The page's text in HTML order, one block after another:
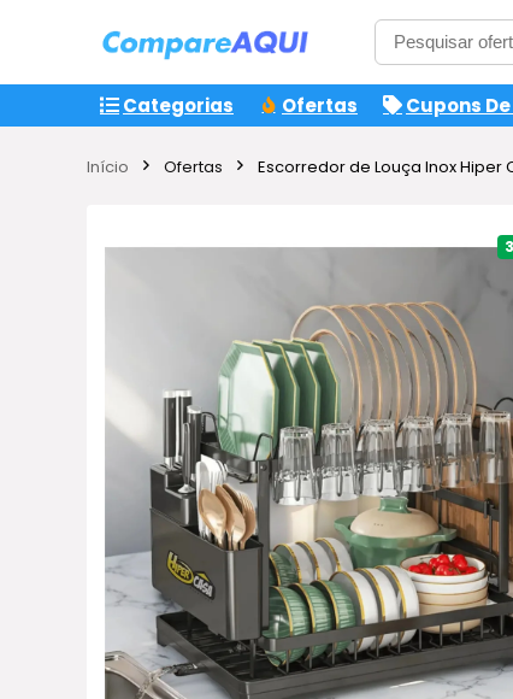
Categorias Ofertas Cupons
Início Ofertas Escorredor de Louça Inox Hiper